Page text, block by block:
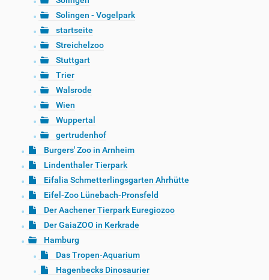
Solingen - Vogelpark
startseite
Streichelzoo
Stuttgart
Trier
Walsrode
Wien
Wuppertal
gertrudenhof
Burgers' Zoo in Arnheim
Lindenthaler Tierpark
Eifalia Schmetterlingsgarten Ahrhütte
Eifel-Zoo Lünebach-Pronsfeld
Der Aachener Tierpark Euregiozoo
Der GaiaZOO in Kerkrade
Hamburg
Das Tropen-Aquarium
Hagenbecks Dinosaurier